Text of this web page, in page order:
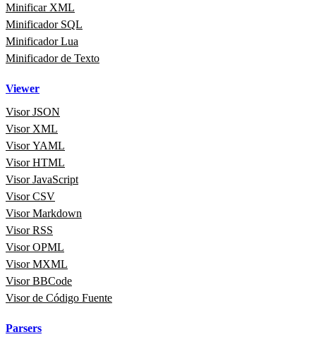
Minificar XML
Minificador SQL
Minificador Lua
Minificador de Texto
Viewer
Visor JSON
Visor XML
Visor YAML
Visor HTML
Visor JavaScript
Visor CSV
Visor Markdown
Visor RSS
Visor OPML
Visor MXML
Visor BBCode
Visor de Código Fuente
Parsers